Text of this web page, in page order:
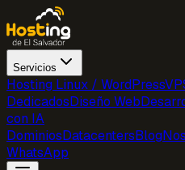
Servicios
Hosting Linux / WordPress
DedicadosDiseño Web
con IA
DominiosDatacentersBlog
WhatsApp